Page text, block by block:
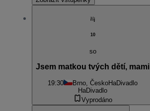
říj
10
so
Jsem matkou tvých dětí, mami
19:30 Brno, ČeskoHaDivadlo
HaDivadlo
Vyprodáno